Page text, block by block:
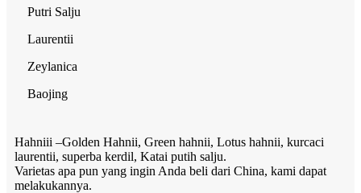
Putri Salju
Laurentii
Zeylanica
Baojing
Hahniii –Golden Hahnii, Green hahnii, Lotus hahnii, kurcaci
laurentii, superba kerdil, Katai putih salju.
Varietas apa pun yang ingin Anda beli dari China, kami dapat
melakukannya.